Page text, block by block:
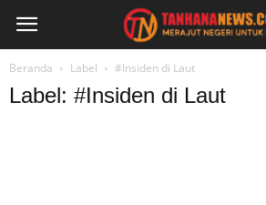
Beranda Label #Insiden di Laut
Label: #Insiden di Laut